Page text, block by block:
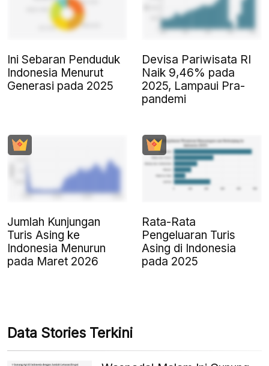
Ini Sebaran Penduduk
Indonesia Menurut
Generasi pada 2025
Devisa Pariwisata RI
Naik 9,46% pada
2025, Lampaui Pra-
pandemi
Jumlah Kunjungan
Turis Asing ke
Indonesia Menurun
pada Maret 2026
Rata-Rata
Pengeluaran Turis
Asing di Indonesia
pada 2025
Data Stories Terkini